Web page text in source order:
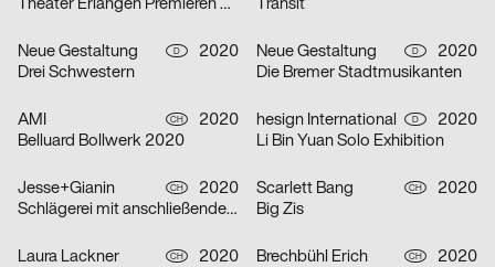
Theater Erlangen Premieren 20/21
Transit
Neue Gestaltung D
2020
Drei Schwestern
Neue Gestaltung D
2020
Die Bremer Stadtmusikanten
AMI CH
2020
Belluard Bollwerk 2020
hesign International D
2020
Li Bin Yuan Solo Exhibition
Jesse+Gianin CH
2020
Schlägerei mit anschließender Diskussion
Scarlett Bang CH
2020
Big Zis
Laura Lackner CH
2020
Brechbühl Erich CH
2020